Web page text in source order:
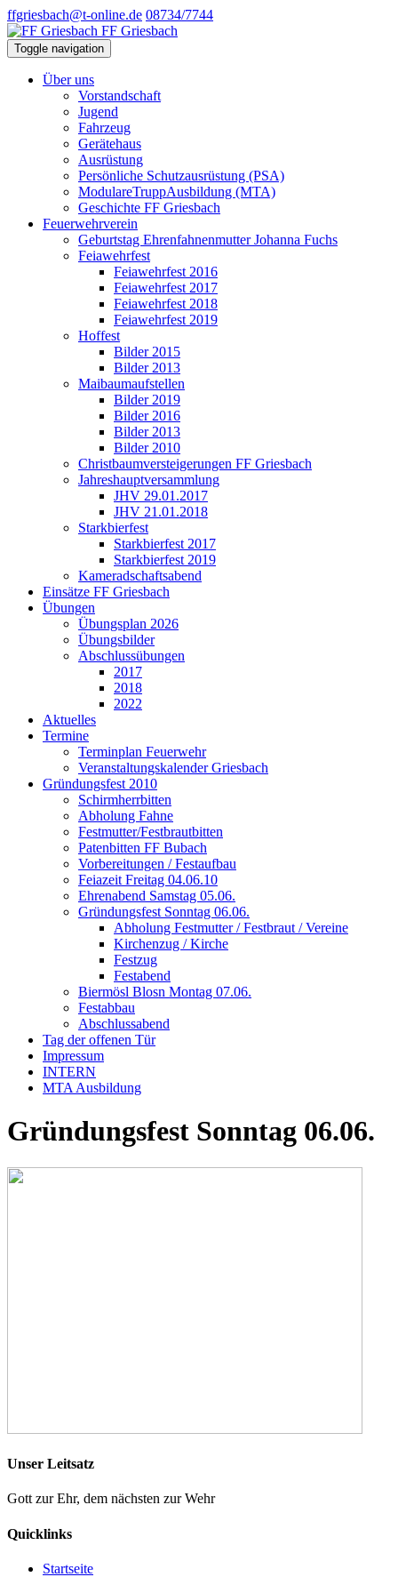
ffgriesbach@t-online.de 08734/7744
FF Griesbach
Toggle navigation
Über uns
Vorstandschaft
Jugend
Fahrzeug
Gerätehaus
Ausrüstung
Persönliche Schutzausrüstung (PSA)
ModulareTruppAusbildung (MTA)
Geschichte FF Griesbach
Feuerwehrverein
Geburtstag Ehrenfahnenmutter Johanna Fuchs
Feiawehrfest
Feiawehrfest 2016
Feiawehrfest 2017
Feiawehrfest 2018
Feiawehrfest 2019
Hoffest
Bilder 2015
Bilder 2013
Maibaumaufstellen
Bilder 2019
Bilder 2016
Bilder 2013
Bilder 2010
Christbaumversteigerungen FF Griesbach
Jahreshauptversammlung
JHV 29.01.2017
JHV 21.01.2018
Starkbierfest
Starkbierfest 2017
Starkbierfest 2019
Kameradschaftsabend
Einsätze FF Griesbach
Übungen
Übungsplan 2026
Übungsbilder
Abschlussübungen
2017
2018
2022
Aktuelles
Termine
Terminplan Feuerwehr
Veranstaltungskalender Griesbach
Gründungsfest 2010
Schirmherrbitten
Abholung Fahne
Festmutter/Festbrautbitten
Patenbitten FF Bubach
Vorbereitungen / Festaufbau
Feiazeit Freitag 04.06.10
Ehrenabend Samstag 05.06.
Gründungsfest Sonntag 06.06.
Abholung Festmutter / Festbraut / Vereine
Kirchenzug / Kirche
Festzug
Festabend
Biermösl Blosn Montag 07.06.
Festabbau
Abschlussabend
Tag der offenen Tür
Impressum
INTERN
MTA Ausbildung
Gründungsfest Sonntag 06.06.
Unser Leitsatz
Gott zur Ehr, dem nächsten zur Wehr
Quicklinks
Startseite